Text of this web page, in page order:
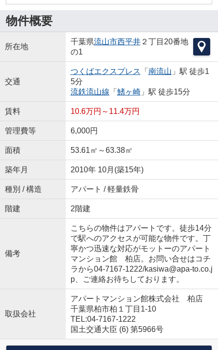
物件概要
所在地
千葉県流山市西平井２丁目20番地
の1
交通
つくばエクスプレス 「 南流山 」駅 徒歩1
5分
流鉄流山線 「 鰭ヶ崎」駅 徒歩15分
賃料 10.6万円～11.4万円
管理費等 6,000円
面積 53.61㎡～63.38㎡
築年月 2010年 10月(築15年)
種別 / 構造 アパート / 軽量鉄骨
階建 2階建
備考
こちらの物件はアパートです。徒歩14分
で駅へのアクセスが可能な物件です。丁
寧かつ迅速な対応がモットーのアパート
マンション館 柏店。お問い合せはコチ
ラから04-7167-1222/kasiwa@apa-to.co.j
p、ご連絡お待ちしております。
取扱会社
アパートマンション館株式会社 柏店
千葉県柏市柏１丁目1-10
TEL:04-7167-1222
国土交通大臣 (6) 第5966号